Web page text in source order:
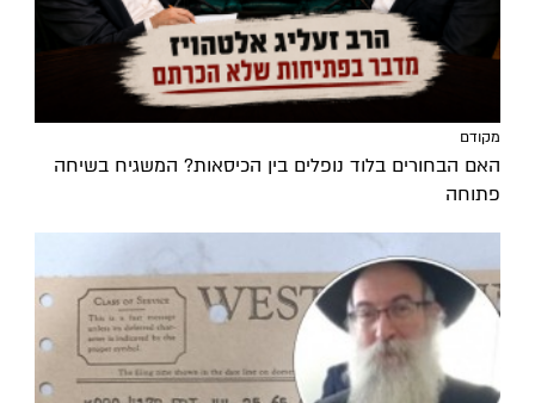
מקודם
האם הבחורים בלוד נופלים בין הכיסאות? המשגיח בשיחה
פתוחה